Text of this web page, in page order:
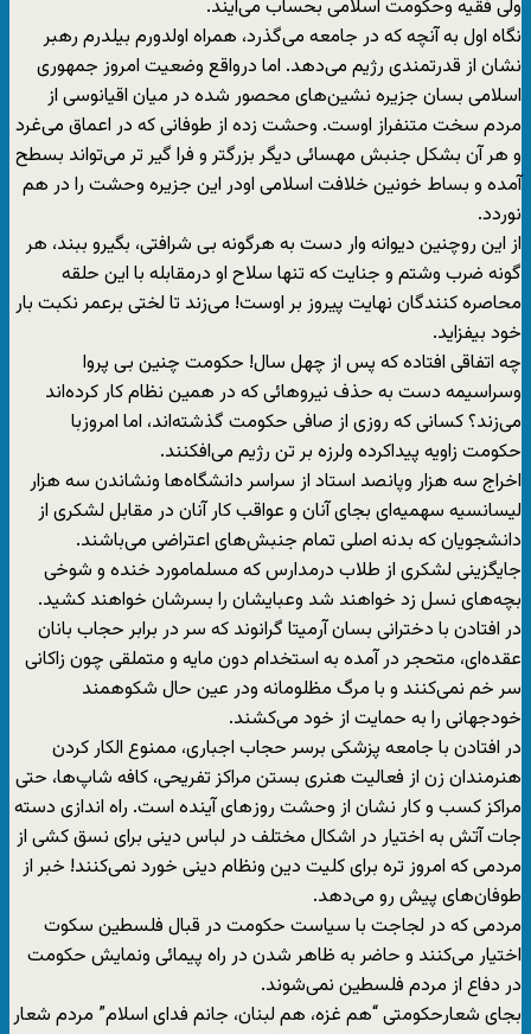
ولی فقیه وحکومت اسلامی بحساب می‌آیند.
نگاه اول به آنچه که در جامعه می‌گذرد، همراه اولدورم بیلدرم رهبر
نشان از قدرتمندی رژیم می‌دهد. اما درواقع وضعیت امروز جمهوری
اسلامی بسان جزیره نشین‌های محصور شده در میان اقیانوسی از
مردم سخت متنفراز اوست. وحشت زده از طوفانی که در اعماق می‌غرد
و هر آن بشکل جنبش مهسائی دیگر بزرگتر و فرا گیر تر می‌تواند بسطح
آمده و بساط خونین خلافت اسلامی اودر این جزیره وحشت را در هم
نوردد.
از این روچنین دیوانه وار دست به هرگونه بی شرافتی، بگیرو ببند، هر
گونه ضرب وشتم و جنایت که تنها سلاح او درمقابله با این حلقه
محاصره کنندگان نهایت پیروز بر اوست! می‌زند تا لختی برعمر نکبت بار
خود بیفزاید.
چه اتفاقی افتاده که پس از چهل سال! حکومت چنین بی پروا
وسراسیمه دست به حذف نیروهائی که در همین نظام کار کرده‌اند
می‌زند؟ کسانی که روزی از صافی حکومت گذشته‌اند، اما امروزبا
حکومت زاویه پیداکرده ولرزه بر تن رژیم می‌افکنند.
اخراج سه هزار وپانصد استاد از سراسر دانشگاه‌ها ونشاندن سه هزار
لیسانسیه سهمیه‌ای بجای آنان و عواقب کار آنان در مقابل لشکری از
دانشجویان که بدنه اصلی تمام جنبش‌های اعتراضی می‌باشند.
جایگزینی لشکری از طلاب درمدارس که مسلمامورد خنده و شوخی
بچه‌های نسل زد خواهند شد وعبایشان را بسرشان خواهند کشید.
در افتادن با دخترانی بسان آرمیتا گرانوند که سر در برابر حجاب بانان
عقده‌ای، متحجر در آمده به استخدام دون مایه و متملقی چون زاکانی
سر خم نمی‌کنند و با مرگ مظلومانه ودر عین حال شکوهمند
خودجهانی را به حمایت از خود می‌کشند.
در افتادن با جامعه پزشکی برسر حجاب اجباری، ممنوع الکار کردن
هنرمندان زن از فعالیت هنری بستن مراکز تفریحی، کافه شاپ‌ها، حتی
مراکز کسب و کار نشان از وحشت روز‌های آینده است. راه اندازی دسته
جات آتش به اختیار در اشکال مختلف در لباس دینی برای نسق کشی از
مردمی که امروز تره برای کلیت دین ونظام دینی خورد نمی‌کنند! خبر از
طوفان‌های پیش رو می‌دهد.
مردمی که در لجاجت با سیاست حکومت در قبال فلسطین سکوت
اختیار می‌کنند و حاضر به ظاهر شدن در راه پیمائی ونمایش حکومت
در دفاع از مردم فلسطین نمی‌شوند.
بجای شعارحکومتی “هم غزه، هم لبنان، جانم فدای اسلام” مردم شعار